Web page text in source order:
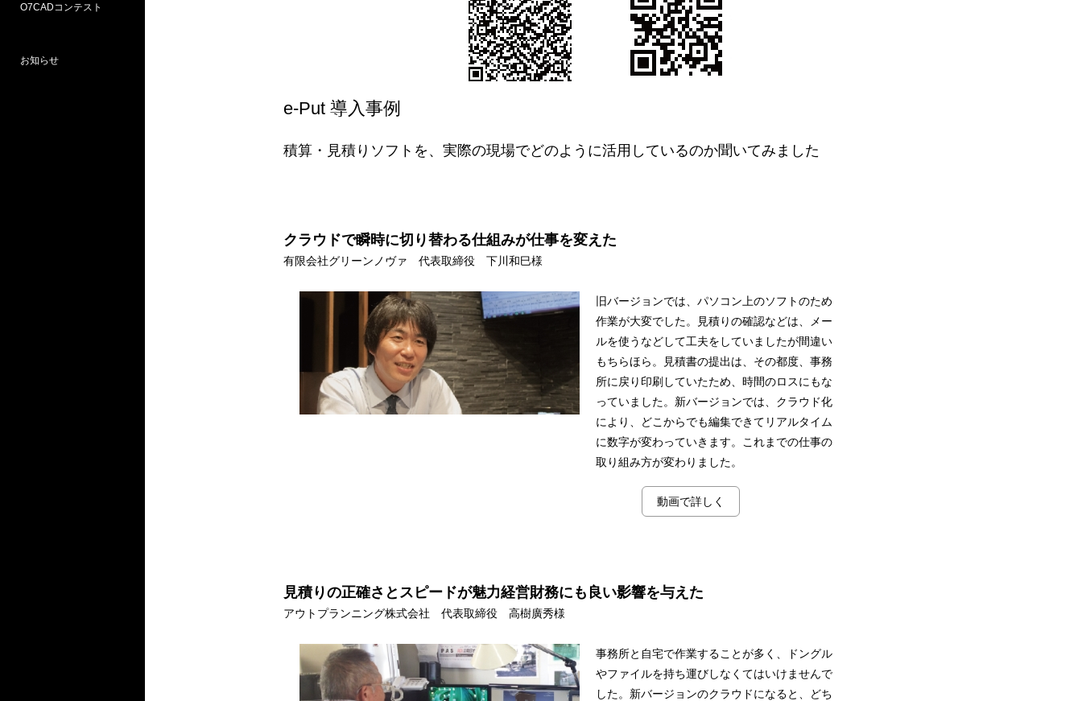
O7CADコンテスト
第18回 受賞作品
第16回 応募サイト
第15回 受賞作品
お知らせ
e-Put 導入事例
積算・見積りソフトを、実際の現場でどのように活用しているのか聞いてみました
クラウドで瞬時に切り替わる仕組みが仕事を変えた
有限会社グリーンノヴァ 代表取締役 下川和巳様
旧バージョンでは、パソコン上のソフトのため
作業が大変でした。見積りの確認などは、メー
ルを使うなどして工夫をしていましたが間違い
もちらほら。見積書の提出は、その都度、事務
所に戻り印刷していたため、時間のロスにもな
っていました。新バージョンでは、クラウド化
により、どこからでも編集できてリアルタイム
に数字が変わっていきます。これまでの仕事の
取り組み方が変わりました。
動画で詳しく
見積りの正確さとスピードが魅力経営財務にも良い影響を与えた
アウトプランニング株式会社 代表取締役 高樹廣秀様
事務所と自宅で作業することが多く、ドングル
やファイルを持ち運びしなくてはいけませんで
した。新バージョンのクラウドになると、どち